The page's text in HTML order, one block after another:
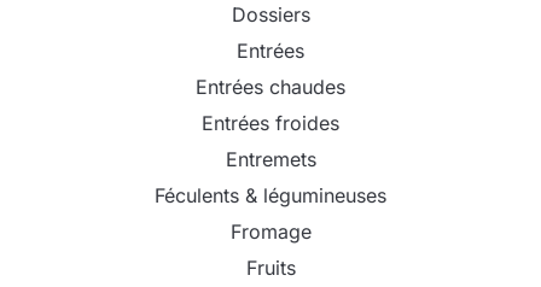
Dossiers
Entrées
Entrées chaudes
Entrées froides
Entremets
Féculents & légumineuses
Fromage
Fruits